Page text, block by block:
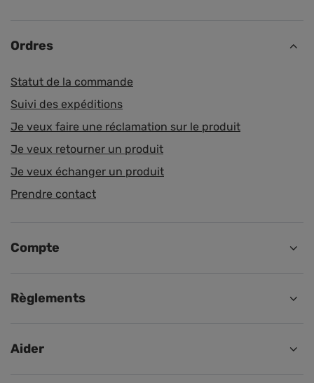
Ordres
Statut de la commande
Suivi des expéditions
Je veux faire une réclamation sur le produit
Je veux retourner un produit
Je veux échanger un produit
Prendre contact
Compte
Règlements
Aider